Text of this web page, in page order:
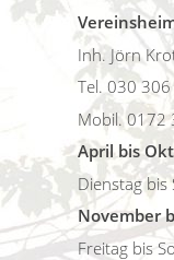
Inh. Jörn
Tel. 030
Mobil. 0172
April bis
Dienstag
November
Freitag bis